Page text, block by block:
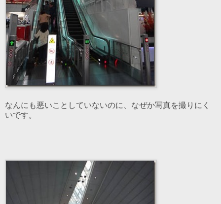
なんにも悪いことしていないのに、なぜか写真を撮りにく
いです。